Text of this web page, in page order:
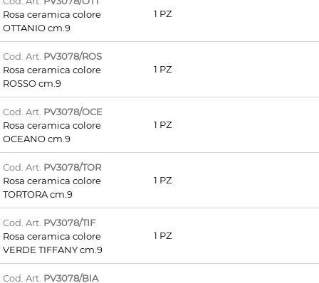
Rosa ceramica colore
OTTANIO cm.9
1 PZ
Cod. Art. PV3078/ROS
Rosa ceramica colore
ROSSO cm.9
1 PZ
Cod. Art. PV3078/OCE
Rosa ceramica colore
OCEANO cm.9
1 PZ
Cod. Art. PV3078/TOR
Rosa ceramica colore
TORTORA cm.9
1 PZ
Cod. Art. PV3078/TIF
Rosa ceramica colore
VERDE TIFFANY cm.9
1 PZ
Cod. Art. PV3078/BIA